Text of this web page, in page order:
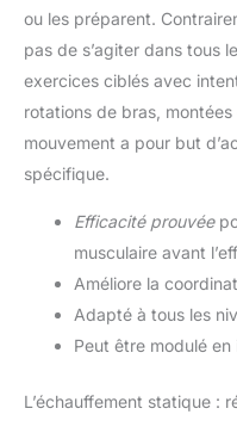
ou les préparent.
pas de s’agiter dans tous
exercices ciblés avec
rotations de bras,
mouvement a pour but
spécifique.
Efficacité prouvée
musculaire avant
Améliore la
Adapté à tous les
Peut être modulé
L’échauffement statique :